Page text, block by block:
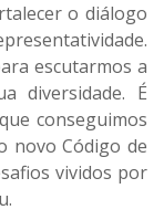
o diálogo
escutarmos a
diversidade. É
conseguimos
novo Código de
vividos por